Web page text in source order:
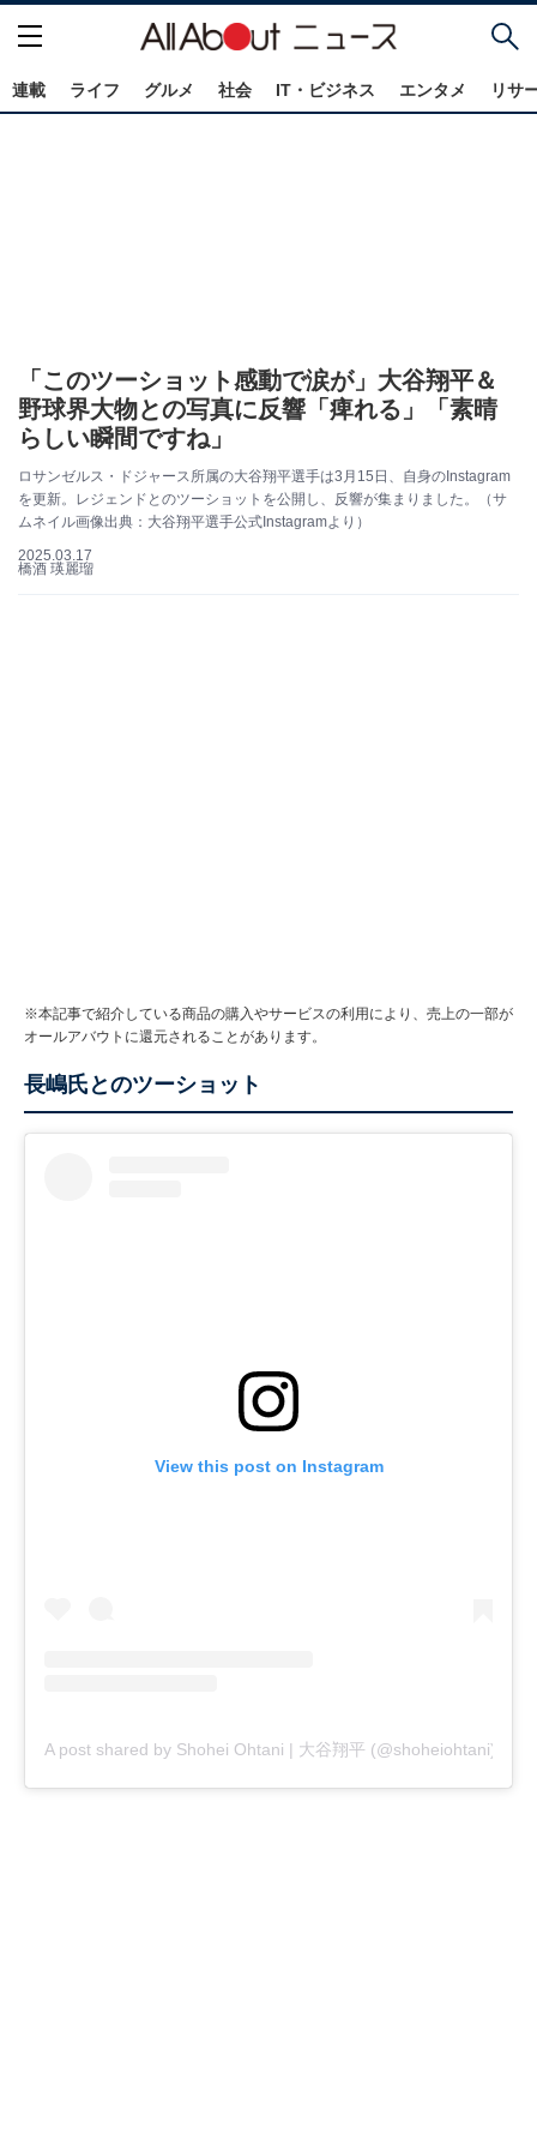
連載 ライフ グルメ 社会 IT・ビジネス エンタメ リサ
「このツーショット感動で涙が」大谷翔平＆
野球界大物との写真に反響「痺れる」「素晴
らしい瞬間ですね」
ロサンゼルス・ドジャース所属の大谷翔平選手は3月15日、自身のInstagram
を更新。レジェンドとのツーショットを公開し、反響が集まりました。（サ
ムネイル画像出典：大谷翔平選手公式Instagramより）
2025.03.17
橋酒 瑛麗瑠
※本記事で紹介している商品の購入やサービスの利用により、売上の一部が
オールアバウトに還元されることがあります。
長嶋氏とのツーショット
View this post on Instagram
A post shared by Shohei Ohtani | 大谷翔平 (@shoheiohtani)